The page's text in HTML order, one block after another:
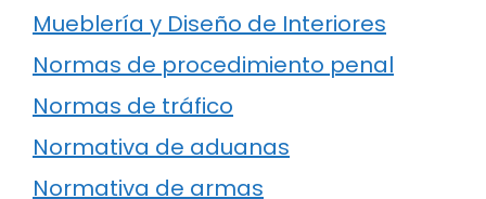
Mueblería y Diseño de Interiores
Normas de procedimiento penal
Normas de tráfico
Normativa de aduanas
Normativa de armas